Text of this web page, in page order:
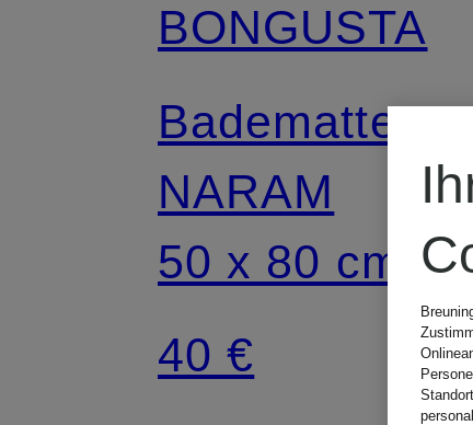
BONGUSTA
Badematte
NARAM
50 x 80 cm
40 €